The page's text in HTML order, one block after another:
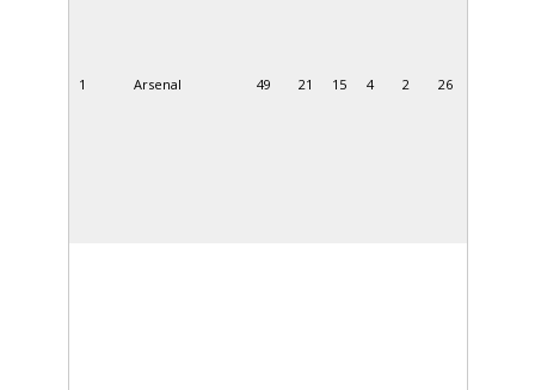
1 Arsenal 49 21 15 4 2 26